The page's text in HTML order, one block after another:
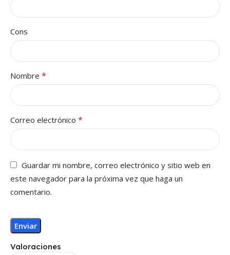
Valoraciones
Cons
Nombre *
Correo electrónico *
Guardar mi nombre, correo electrónico y sitio web en
este navegador para la próxima vez que haga un
comentario.